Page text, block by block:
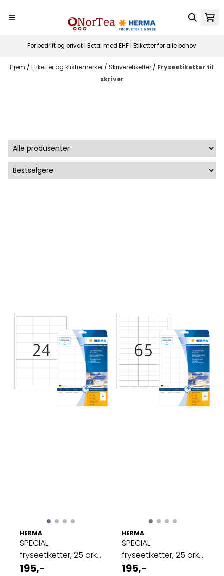
For bedrift og privat | Betal med EHF | Etiketter for alle behov
Hjem / Etiketter og klistremerker / Skriveretiketter / Fryseetiketter til
skriver
HERMA
SPECIAL
fryseetiketter, 25 ark
66x33.8 (600 stk)
195,-
HERMA
SPECIAL
fryseetiketter, 25 ark
38.1x21.2 (1625 ...
195,-